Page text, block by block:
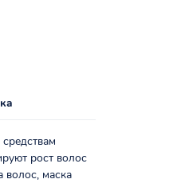
рост волос
волос, маска